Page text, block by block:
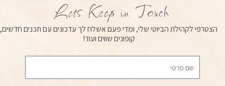
o
k
g
a
m
b
e
Lets Keep in Touch
הצטרפי לקהילת הביוטי שלי, ומדי פעם אשלח לך עדכונים עם תכנים חדשים,
קופונים שווים ועוד!